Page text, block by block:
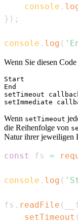
console .
} ) ;
console . log (
Wenn Sie diesen
Start
End
setTimeout
Wenn setTimeout
die Reihenfolge von
Natur ihrer jeweiligen
const fs =
console . log (
fs . readFile (
setTimeout (